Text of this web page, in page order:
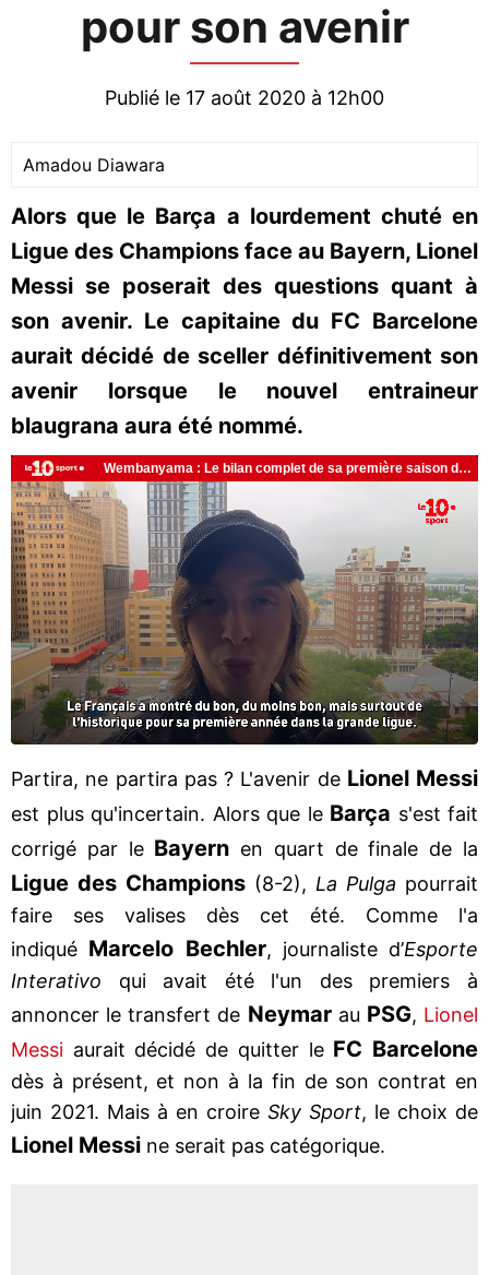
pour son avenir
Publié le 17 août 2020 à 12h00
Amadou Diawara
Alors que le Barça a lourdement chuté en
Ligue des Champions face au Bayern, Lionel
Messi se poserait des questions quant à
son avenir. Le capitaine du FC Barcelone
aurait décidé de sceller définitivement son
avenir lorsque le nouvel entraineur
blaugrana aura été nommé.
Partira, ne partira pas ? L'avenir de Lionel Messi
est plus qu'incertain. Alors que le Barça s'est fait
corrigé par le Bayern en quart de finale de la
Ligue des Champions (8-2), La Pulga pourrait
faire ses valises dès cet été. Comme l'a
indiqué Marcelo Bechler, journaliste d’Esporte
Interativo qui avait été l'un des premiers à
annoncer le transfert de Neymarau PSG, Lionel
Messi aurait décidé de quitter leFC Barcelone
dès à présent, et non à la fin de son contrat en
juin 2021. Mais à en croire Sky Sport, le choix de
Lionel Messi ne serait pas catégorique.